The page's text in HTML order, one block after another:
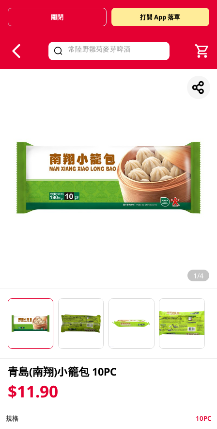
Valid Until 30 June 2026
關閉 打開 App 落單
1/4
青島(南翔)小籠包 10PC
$11.90
規格 10PC